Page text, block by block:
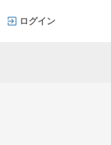
ログイン